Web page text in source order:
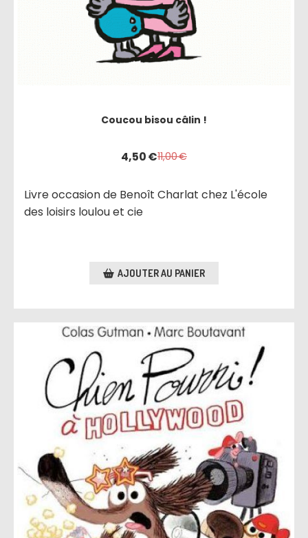
Coucou bisou câlin !
4,50€11,00€
Livre occasion de Benoît Charlat chez L'école
des loisirs loulou et cie
AJOUTER AU PANIER